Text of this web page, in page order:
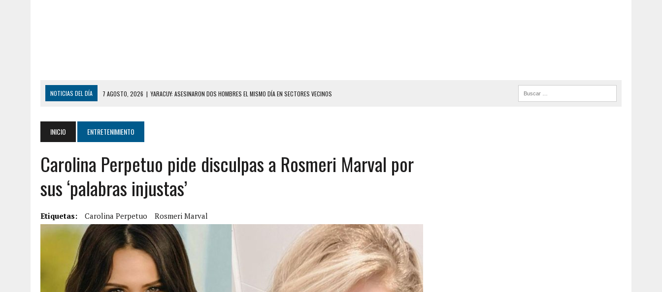
NOTICIAS DEL DÍA 7 AGOSTO, 2026 | YARACUY: ASESINARON DOS HOMBRES EL MISMO DÍA EN SECTORES VECINOS
6 AGOSTO, 2026 | BARINAS: ADOLESCENTE SE QUITÓ LA VIDA TRAS SER ACOSADA Y ABUSADA POR LA PAREJA DE SU ABUELA
6 AGOSTO, 2026
CONMOCIÓN EN COLORADO POR ASESINATO DE UNA ADOLESCENTE VENEZOLANA EN REUNIÓN CON AMIGOS
5 AGOSTO, 2026 |
PRESUNTO BROTE PSICÓTICO POR FALTA DE TRATAMIENTO DESENCADENÓ TRAGEDIA FAMILIAR
5 AGOSTO, 2026 |
HORROR EN BARINAS: UN HOMBRE INDUJO AL SUICIDIO A UNA ADOLESCENTE DE 13 AÑOS TRAS ABUSAR DE ELLA
7 AGOSTO, 2026 | FUGA DE GAS GENERÓ EXPLOSIÓN EN LOCAL COMERCIAL DE CHACAO
7 AGOSTO, 2026
HOMBRE ASESINÓ A SU TÍA CON UN PUÑAL Y DEJÓ HERIDAS A SU PRIMA Y A OTRO FAMILIAR EN BOLÍVAR
INICIO ENTRETENIMIENTO
Carolina Perpetuo pide disculpas a Rosmeri Marval por
sus ‘palabras injustas’
Etiquetas: Carolina Perpetuo Rosmeri Marval